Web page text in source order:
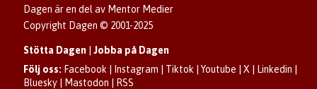
Dagen är en del av Mentor Medier
Copyright Dagen © 2001-2025
Stötta Dagen |Jobba på Dagen
Följ oss: Facebook Instagram Tiktok |Youtube |X Linkedin
Bluesky
Mastodon RSS